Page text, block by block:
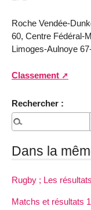
Roche Vendée-
60, Centre Fédéral-
Limoges-Aulnoye
Classement
Rechercher :
Dans la
Rugby ; Les
Matchs et résultats